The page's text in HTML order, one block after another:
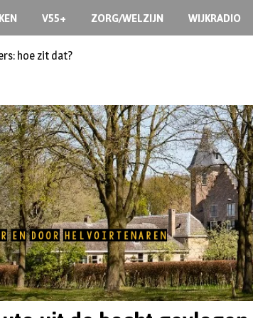
V55+ ZORG/WELZIJN WIJKRADIO
hoe zit dat?